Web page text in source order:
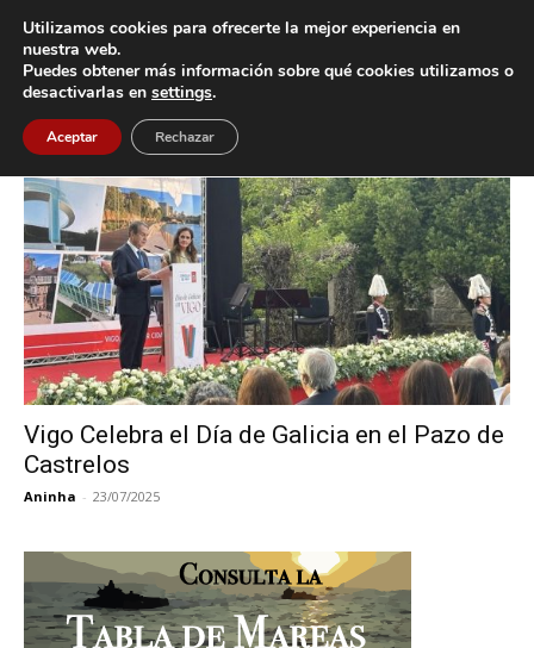
Inicio Etiquetas Rosa Mallo
Etiqueta: Rosa Mallo
Vigo Celebra el Día de Galicia en el Pazo de
Castrelos
Aninha - 23/07/2025
Utilizamos cookies para ofrecerte la mejor experiencia en
nuestra web.
Puedes obtener más información sobre qué cookies utilizamos o
desactivarlas en settings.
Aceptar Rechazar